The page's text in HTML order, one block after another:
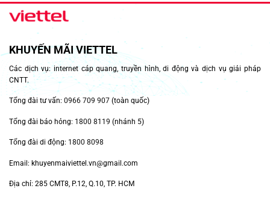
KHUYẾN MÃI VIETTEL
Các dịch vụ: internet cáp quang, truyền hình, di động và dịch vụ giải pháp
CNTT.
Tổng đài tư vấn: 0966 709 907 (toàn quốc)
Tổng đài báo hỏng: 1800 8119 (nhánh 5)
Tổng đài di động: 1800 8098
Email: khuyenmaiviettel.vn@gmail.com
Địa chỉ: 285 CMT8, P.12, Q.10, TP. HCM